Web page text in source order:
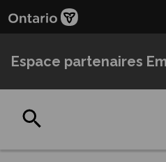
au
principal
Espace partenaires